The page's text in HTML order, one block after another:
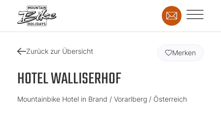
Zurück zur Übersicht
HOTEL WALLISERHOF
Mountainbike Hotel in Brand / Vorarlberg / Österreich
Merken